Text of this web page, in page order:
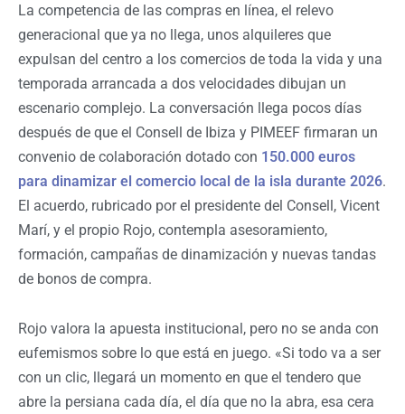
La competencia de las compras en línea, el relevo
generacional que ya no llega, unos alquileres que
expulsan del centro a los comercios de toda la vida y una
temporada arrancada a dos velocidades dibujan un
escenario complejo. La conversación llega pocos días
después de que el Consell de Ibiza y PIMEEF firmaran un
convenio de colaboración dotado con 150.000 euros
para dinamizar el comercio local de la isla durante 2026.
El acuerdo, rubricado por el presidente del Consell, Vicent
Marí, y el propio Rojo, contempla asesoramiento,
formación, campañas de dinamización y nuevas tandas
de bonos de compra.
Rojo valora la apuesta institucional, pero no se anda con
eufemismos sobre lo que está en juego. «Si todo va a ser
con un clic, llegará un momento en que el tendero que
abre la persiana cada día, el día que no la abra, esa cera